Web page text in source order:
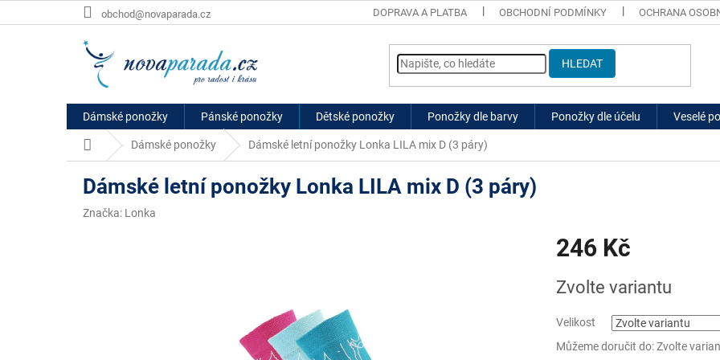
na
obchod@novaparada.cz DOPRAVA A PLATBA OBCHODNÍ PODMÍNKY OCHRANA
HLEDAT
Dámské ponožky Pánské ponožky Dětské ponožky Ponožky dle barvy Ponožky dle účelu Veselé
Domů Dámské ponožky Dámské letní ponožky Lonka LILA mix D (3 páry)
Dámské letní ponožky Lonka LILA mix D (3 páry)
Značka: Lonka
246 Kč
cena:
Zvolte variantu
Velikost
Můžeme doručit do:Zvolte